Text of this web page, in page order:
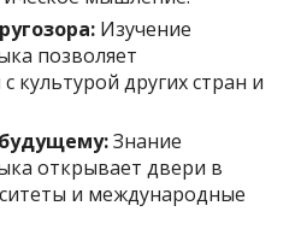
Изучение
позволяет
культурой других стран и
Знание
открывает двери в
и международные